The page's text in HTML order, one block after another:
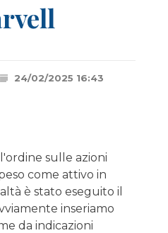
24/02/2025 16:43
sulle azioni
come attivo in
è stato eseguito il
inseriamo
da indicazioni